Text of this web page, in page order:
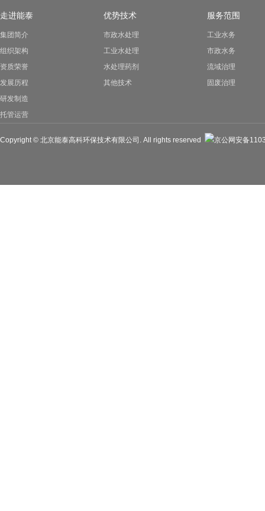
走进能泰
集团简介
组织架构
资质荣誉
发展历程
研发制造
托管运营
优势技术
市政水处理
工业水处理
水处理药剂
其他技术
服务范围
工业水务
市政水务
流域治理
固废治理
Copyright © 北京能泰高科环保技术有限公司. All rights reserved 京公网安备